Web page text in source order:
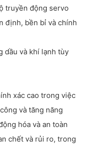
truyền động servo
định, bền bỉ và chính
dầu và khí lạnh tùy
xác cao trong việc
và tăng năng
hóa và an toàn
chết và rủi ro, trong